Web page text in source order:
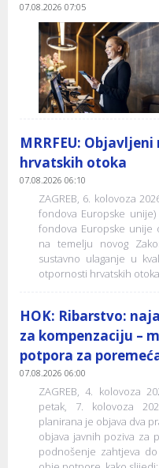
07.08.2026 07:05
MRRFEU:
hrvatskih otoka
07.08.2026 06:10
ZAGREB, 6. kolovoza
fondova Europske
fondova Europske unije
na temelju novog
sustavno ulaganje u
otpornosti hrvatskih
HOK: Ribarstvo:
za kompenzaciju –
potpora za
07.08.2026 06:00
ZAGREB, 4. kolovoza
petak, 7. kolovoza
planirana je objava dva
objava javnih poziva za
podnošenje zahtjeva